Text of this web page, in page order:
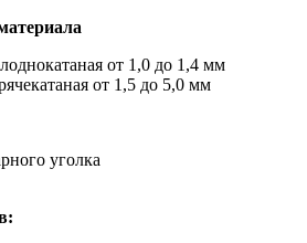
от 1,0 до 1,4 мм
от 1,5 до 5,0 мм
уголка